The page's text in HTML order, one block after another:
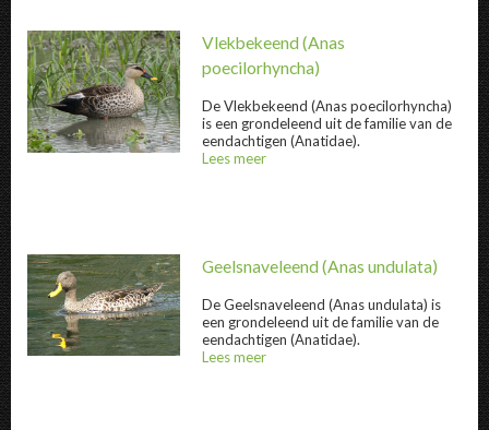
Vlekbekeend " title="Vlekbekeend
Vlekbekeend (Anas
poecilorhyncha)
DeVlekbekeend (Anas poecilorhyncha)
is een grondeleend uit de familie van de
eendachtigen (Anatidae).
Lees meer
Geelsnaveleend " title="Geelsnaveleend " />
Geelsnaveleend (Anas undulata)
DeGeelsnaveleend (Anas undulata) is
een grondeleend uit de familie van de
eendachtigen (Anatidae).
Lees meer